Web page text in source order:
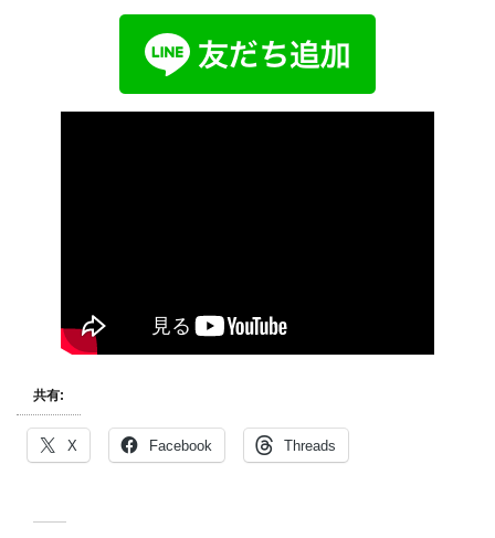
共有:
X Facebook Threads